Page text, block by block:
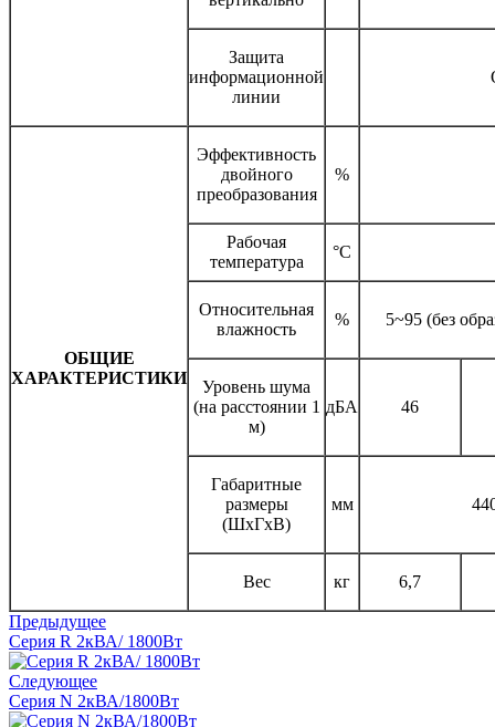
Защита
информационной
линии
ОБЩИЕ
ХАРАКТЕРИСТИКИ
Эффективность
двойного
преобразования
%
Рабочая
температура
°С
Относительная
влажность
% 5~95 (без
Уровень шума
(на расстоянии 1
м)
дБА 46
Габаритные
размеры
(ШxГxВ)
мм
Вес кг 6,7
Предыдущее
Серия R 2кВА/ 1800Вт
Следующее
Серия N 2кВА/1800Вт